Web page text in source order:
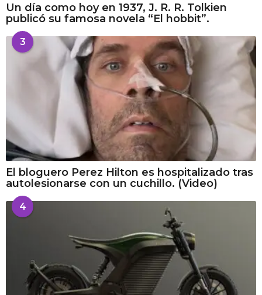
Un día como hoy en 1937, J. R. R. Tolkien
publicó su famosa novela “El hobbit”.
3
El bloguero Perez Hilton es hospitalizado tras
autolesionarse con un cuchillo. (Video)
4